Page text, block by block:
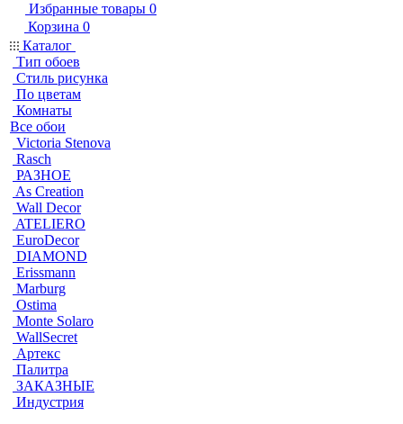
Избранные товары 0
Корзина 0
Каталог
Тип обоев
Стиль рисунка
По цветам
Комнаты
Все обои
Victoria Stenova
Rasch
РАЗНОЕ
As Creation
Wall Decor
ATELIERO
EuroDecor
DIAMOND
Erissmann
Marburg
Ostima
Monte Solaro
WallSecret
Артекс
Палитра
ЗАКАЗНЫЕ
Индустрия